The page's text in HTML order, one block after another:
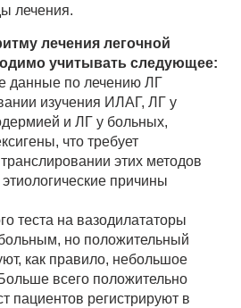
лечения.
лечения легочной
учитывать следующее:
данные по лечению ЛГ
изучения ИЛАГ, ЛГ у
и ЛГ у больных,
что требует
этих методов
причины
теста на вазодилататоры
но положительный
как правило, небольшое
всего положительно
пациентов регистрируют в